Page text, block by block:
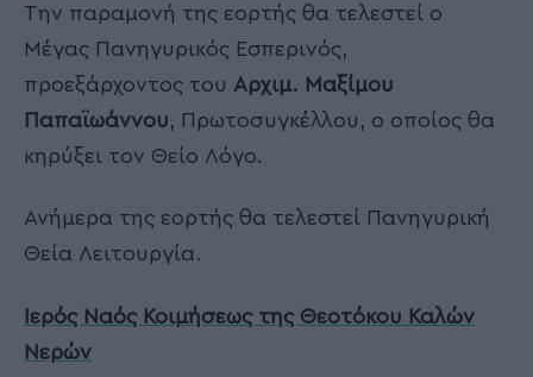
Την παραμονή της εορτής θα τελεστεί ο
Μέγας Πανηγυρικός Εσπερινός,
προεξάρχοντος του Αρχιμ. Μαξίμου
Παπαϊωάννου, Πρωτοσυγκέλλου, ο οποίος θα
κηρύξει τον Θείο Λόγο.
Ανήμερα της εορτής θα τελεστεί Πανηγυρική
Θεία Λειτουργία.
Ιερός Ναός Κοιμήσεως της Θεοτόκου Καλών
Νερών